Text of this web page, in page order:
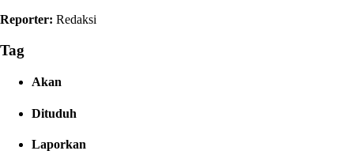
Reporter: Redaksi
Tag
Akan
Dituduh
Laporkan